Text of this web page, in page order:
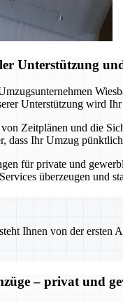
Unterstützung
Unterstützung wird
Zeitplänen und die
Ihr Umzug
für private und
überzeugen und
Ihnen von der
– privat und